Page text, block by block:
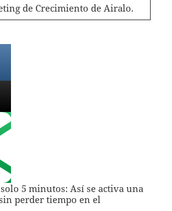
de Crecimiento de Airalo.
5 minutos: Así se activa una
perder tiempo en el